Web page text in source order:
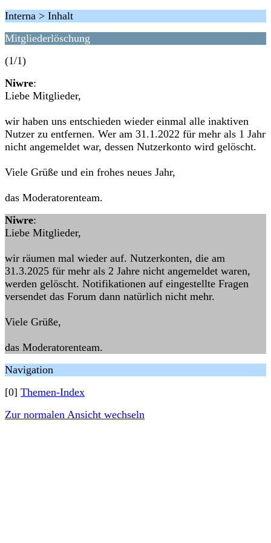
Interna > Inhalt
Mitgliederlöschung
(1/1)
Niwre:
Liebe Mitglieder,
wir haben uns entschieden wieder einmal alle inaktiven
Nutzer zu entfernen. Wer am 31.1.2022 für mehr als 1 Jahr
nicht angemeldet war, dessen Nutzerkonto wird gelöscht.
Viele Grüße und ein frohes neues Jahr,
das Moderatorenteam.
Niwre:
Liebe Mitglieder,
wir räumen mal wieder auf. Nutzerkonten, die am
31.3.2025 für mehr als 2 Jahre nicht angemeldet waren,
werden gelöscht. Notifikationen auf eingestellte Fragen
versendet das Forum dann natürlich nicht mehr.
Viele Grüße,
das Moderatorenteam.
Navigation
[0] Themen-Index
Zur normalen Ansicht wechseln